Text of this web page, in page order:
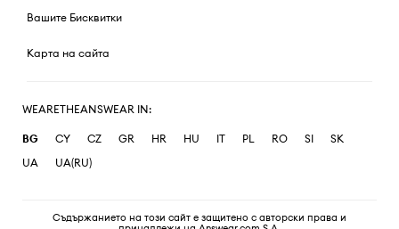
Вашите Бисквитки
Карта на сайта
WEARETHEANSWEAR IN:
BG CY CZ GR HR HU IT PL RO SI
SK
UA
UA(RU)
Съдържанието на този сайт е защитено с авторски права и